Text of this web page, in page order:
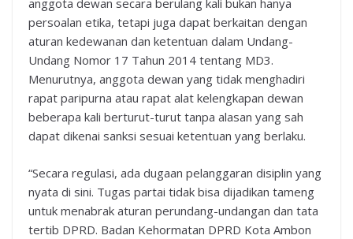
anggota dewan secara berulang kali bukan hanya
persoalan etika, tetapi juga dapat berkaitan dengan
aturan kedewanan dan ketentuan dalam Undang-
Undang Nomor 17 Tahun 2014 tentang MD3.
Menurutnya, anggota dewan yang tidak menghadiri
rapat paripurna atau rapat alat kelengkapan dewan
beberapa kali berturut-turut tanpa alasan yang sah
dapat dikenai sanksi sesuai ketentuan yang berlaku.
“Secara regulasi, ada dugaan pelanggaran disiplin yang
nyata di sini. Tugas partai tidak bisa dijadikan tameng
untuk menabrak aturan perundang-undangan dan tata
tertib DPRD. Badan Kehormatan DPRD Kota Ambon